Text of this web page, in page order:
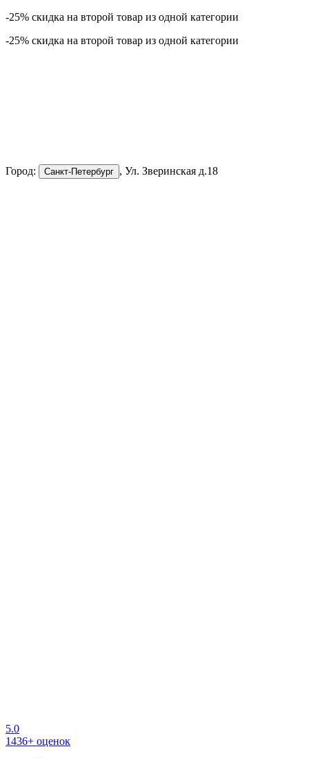
-25% скидка на второй товар из одной категории
-25% скидка на второй товар из одной категории
Город: Санкт-Петербург , Ул. Зверинская д.18
5.0
1436+ оценок